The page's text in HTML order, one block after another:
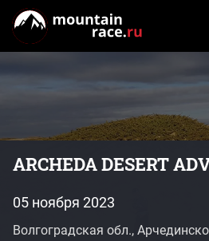
ARCHEDA DESERT
05 ноября 2023
Волгоградская обл.,